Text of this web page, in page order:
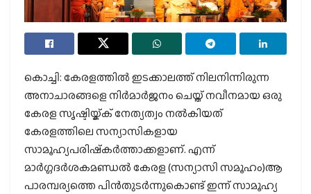
കൊച്ചി: കേരളത്തിൽ ഇടക്കാലത്ത് നിലനിന്നിരുന്ന
അനാചാരങ്ങളെ നിർമാർജനം ചെയ്ത് നവീനമായ ഒരു
കേരള സൃഷ്ടിയ്ക്ക് നേത്യത്വം നൽകിയത്
കേരളത്തിലെ സന്യാസികളായ
സാമൂഹ്യപരിഷ്‌കർത്താക്കളാണ്. എന്ന്
മാർഗ്ഗദർശകമണ്ഡൽ കേരള (സന്യാസി സമൂഹം)ആ
പാരമ്പര്യത്തെ പിൻതുടർന്നുകൊണ്ട് ഇന്ന് സാമൂഹ്യ